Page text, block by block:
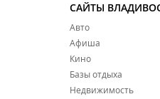
САЙТЫ
Авто
Афиша
Кино
Базы отдыха
Недвижимость